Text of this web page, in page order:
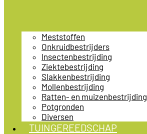
Meststoffen
Onkruidbestrijders
Insectenbestrijding
Ziektebestrijding
Slakkenbestrijding
Mollenbestrijding
Ratten- en muizenbestrijding
Potgronden
Diversen
TUINGEREEDSCHAP